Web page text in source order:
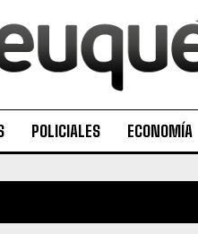
POLICIALES ECONOMÍA